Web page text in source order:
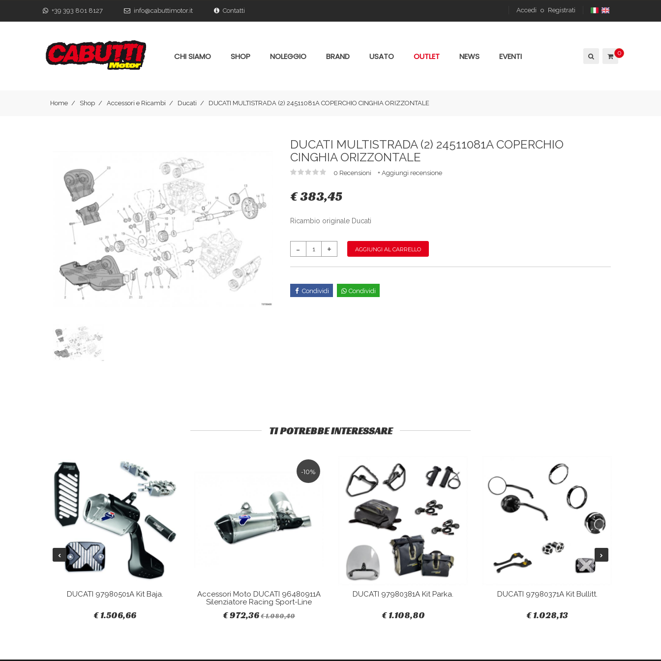
+39 393 801 8127 info@cabuttimotor.it Contatti Accedi o Registrati
0
CHI SIAMO SHOP NOLEGGIO BRAND USATO OUTLET NEWS EVENTI
Home Shop Accessori e Ricambi Ducati DUCATI MULTISTRADA (2) 24511081A COPERCHIO CINGHIA ORIZZONTALE
DUCATI MULTISTRADA (2) 24511081A COPERCHIO
CINGHIA ORIZZONTALE
0 Recensioni + Aggiungi recensione
€ 383,45
Ricambio originale Ducati
AGGIUNGI AL CARRELLO
Condividi Condividi
TI POTREBBE INTERESSARE
DUCATI 97980501A Kit Baja.
€ 1.506,66
-10%
Accessori Moto DUCATI 96480911A
Silenziatore Racing Sport-Line
€ 972,36€ 1.080,40
DUCATI 97980381A Kit Parka.
€ 1.108,80
DUCATI 97980371A Kit Bullitt.
€ 1.028,13